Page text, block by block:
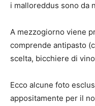
i malloreddus sono da
A mezzogiorno viene
comprende antipasto
scelta, bicchiere di
Ecco alcune foto
appositamente per il